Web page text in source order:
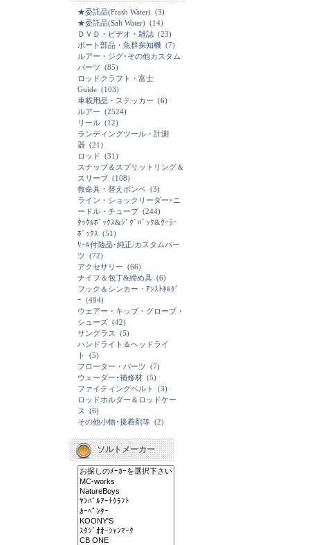
★委託品(Frash Water) (3)
★委託品(Salt Water) (14)
ＤＶＤ・ビデオ・雑誌 (23)
ボート部品・魚群探知機 (7)
ルアー・ジグ･その他カスタム
パーツ (85)
ロッドクラフト・富士
Guide (103)
車載用品・ステッカー (6)
ルアー (2524)
リール (12)
ランディングツール・計測
器 (21)
ロッド (31)
スナップ＆スプリットリング＆
スリーブ (108)
救命具・替えボンベ (3)
ライン・ショックリーダー･ニ
ードル・チューブ (244)
ﾀｯｸﾙﾎﾞｯｸｽ&ｼﾞｸﾞﾊﾞｯｸ&ｸｰﾗｰ
ﾎﾞｯｸｽ (51)
ﾘｰﾙ付随品･純正/カスタムパー
ツ (72)
アクセサリー (66)
ナイフ＆包丁&締め具 (6)
フック＆シンカー・ｱｼｽﾄﾎﾙﾀﾞ
ｰ (494)
ウェアー・キップ・グローブ・
シューズ (42)
サングラス
(5)
ハンドライト＆ヘッドライ
ト
(5)
フローター・パーツ (7)
ウェーダー･補修材 (5)
ファイティングベルト
(3)
ロッドホルダー＆ロッドケー
ス
(6)
その他小物･接着剤等 (2)
ソルトメーカー